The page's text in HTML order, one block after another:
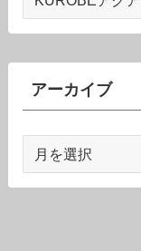
ゴ
リ
ーアーカイブ
カ